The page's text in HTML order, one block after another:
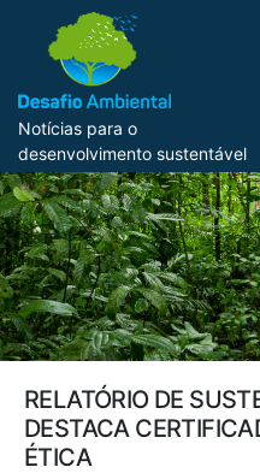
Notícias para o
desenvolvimento sustentável
RELATÓRIO DE
DESTACA
ÉTICA